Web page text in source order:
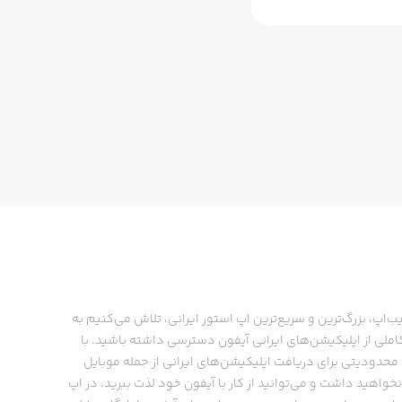
بزرگ‌ترین و سریع‌ترین اپ استور ایرانی، تلاش می‌کنیم به
از اپلیکیشن‌های ایرانی آیفون دسترسی داشته باشید. با
برای دریافت اپلیکیشن‌های ایرانی از جمله موبایل
داشت و می‌توانید از کار با آیفون خود لذت ببرید. در اپ